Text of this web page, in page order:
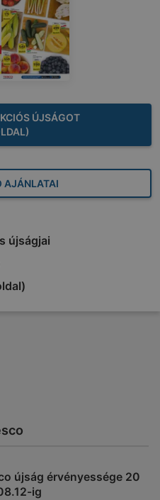
ÚJSÁGOT
AJÁNLATAI
újságjai
újság érvényessége 20
ig